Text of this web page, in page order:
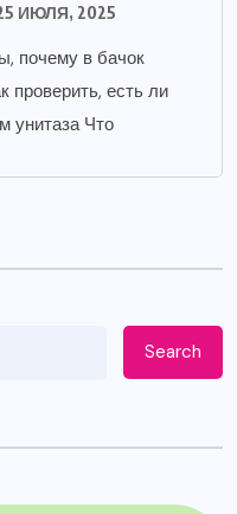
ИЮЛЯ, 2025
почему в бачок
проверить, есть ли
унитаза Что
Search